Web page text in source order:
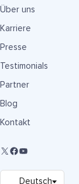
Über uns
Karriere
Presse
Testimonials
Partner
Blog
Kontakt